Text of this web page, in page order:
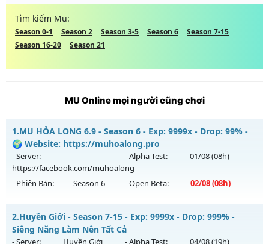
Tìm kiếm Mu:
Season 0-1 Season 2 Season 3-5 Season 6
Season 7-15
Season 16-20
Season 21
MU Online mọi người cũng chơi
1.MU HỎA LONG 6.9 - Season 6 - Exp: 9999x - Drop: 99% -
🌍 Website: https://muhoalong.pro
- Server:
https://facebook.com/muhoalong
- Alpha Test: 01/08(08h)
- Phiên Bản: Season 6 - Open Beta: 02/08(08h)
MU HỎA LONG 6.9 - 🌍 Website: https://muhoalong.pro
Mu mới ra tháng 08 2026 - Mở máy chủ
https://facebook.com/muhoalongvào 08h ngày
2.Huyền Giới - Season 7-15 - Exp: 9999x - Drop: 999% -
Siêng Năng Làm Nên Tất Cả
- Server: Huyền Giới - Alpha Test: 04/08(19h)